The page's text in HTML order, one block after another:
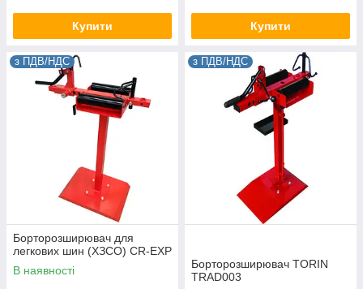
Купити Купити
з ПДВ/НДС
Борторозширювач для
легкових шин (ХЗСО) CR-EXP
В наявності
з ПДВ/НДС
Борторозширювач TORIN
TRAD003